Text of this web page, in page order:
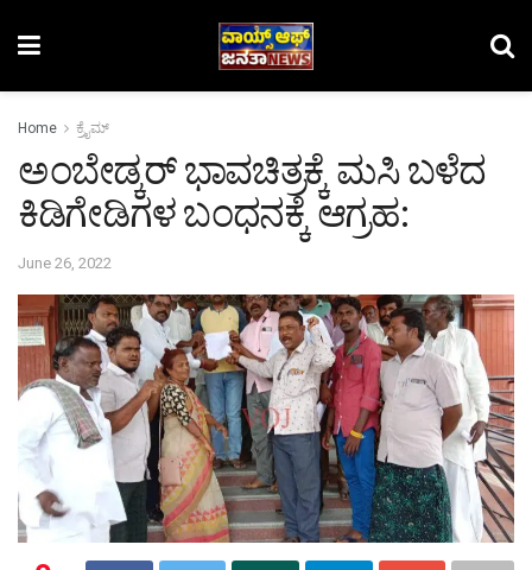
Home ಕ್ರೈಮ್‌
ಅಂಬೇಡ್ಕರ್ ಭಾವಚಿತ್ರಕ್ಕೆ ಮಸಿ ಬಳೆದ
ಕಿಡಿಗೇಡಿಗಳ ಬಂಧನಕ್ಕೆ ಆಗ್ರಹ:
June 26, 2022